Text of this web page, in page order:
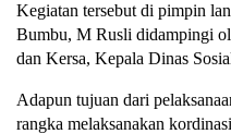
Kegiatan tersebut di pimpin
Bumbu, M Rusli didampingi
dan Kersa, Kepala Dinas
Adapun tujuan dari
rangka melaksanakan